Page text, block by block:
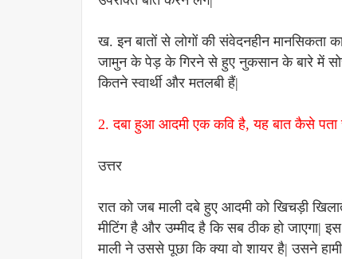
ख. इन बातों से लोगों की संवेदनहीन
जामुन के पेड़ के गिरने से हुए नुकसान के बारे में
कितने स्वार्थी और मतलबी हैं|
2. दबा हुआ आदमी एक कवि है, यह बात कैसे पता
उत्तर
रात को जब माली दबे हुए आदमी को खिचड़ी
मीटिंग है और उम्मीद है कि सब ठीक हो जाएगा|
माली ने उससे पूछा कि क्या वो शायर है| उसने